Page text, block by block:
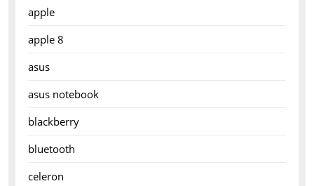
apple
apple 8
asus
asus notebook
blackberry
bluetooth
celeron